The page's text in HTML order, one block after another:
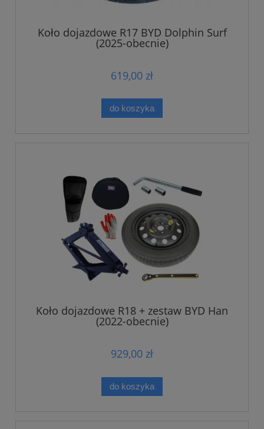
Koło dojazdowe R17 BYD Dolphin Surf
(2025-obecnie)
619,00 zł
do koszyka
Koło dojazdowe R18 + zestaw BYD Han
(2022-obecnie)
929,00 zł
do koszyka